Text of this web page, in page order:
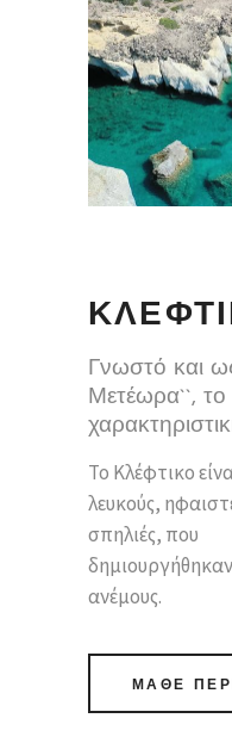
Γνωστό και
Μετέωρα``, το
Το Κλέφτικο
λευκούς,
σπηλιές, που
ανέμους.
ΜΑΘΕ